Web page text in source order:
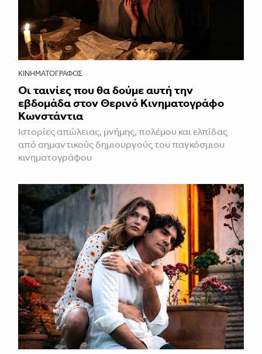
ΚΙΝΗΜΑΤΟΓΡΆΦΟΣ
Οι ταινίες που θα δούμε αυτή την
εβδομάδα στον Θερινό Κινηματογράφο
Κωνστάντια
Ιστορίες απώλειας, μνήμης, πολέμου και ελπίδας
από σημαντικούς δημιουργούς του παγκόσμιου
κινηματογράφου